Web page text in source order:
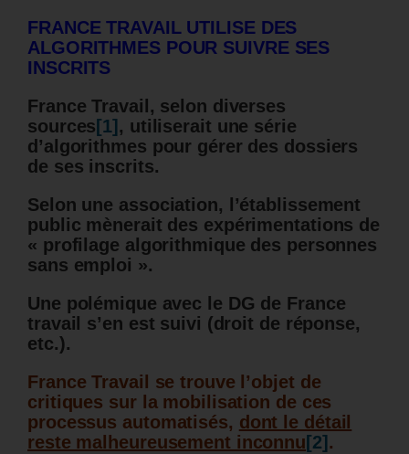
FRANCE TRAVAIL UTILISE DES
ALGORITHMES POUR SUIVRE SES
INSCRITS
France Travail, selon diverses
sources [1] , utiliserait une série
d’algorithmes pour gérer des dossiers
de ses inscrits.
Selon une association, l’établissement
public mènerait des expérimentations de
« profilage algorithmique des personnes
sans emploi ».
Une polémique avec le DG de France
travail s’en est suivi (droit de réponse,
etc.).
France Travail se trouve l’objet de
critiques sur la mobilisation de ces
processus automatisés, dont le détail
reste malheureusement inconnu [2] .